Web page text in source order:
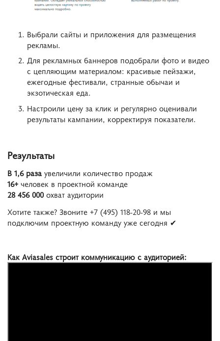
Выбрали сайты и приложения для размещения
рекламы.
Для рекламных баннеров подобрали фото и видео
с цепляющим материалом: красивые пейзажи,
ежегодные фестивали, странные обычаи и
экзотическая еда.
Настроили цену за клик и регулярно оценивали
результаты кампании, корректируя показатели.
Результаты
В 1,6 раза увеличили количество продаж
16+человек в проектной команде
28 456 000 охват аудитории
Хотите также? Звоните +7 (495) 118-20-98 и мы
подключим проектную команду уже сегодня ✔
Как Aviasales строит коммуникацию с аудиторией: